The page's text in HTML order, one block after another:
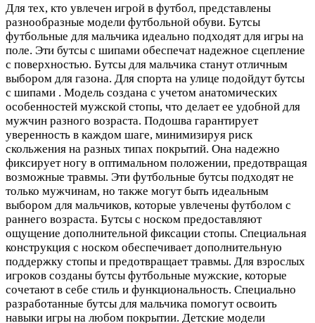
Для тех, кто увлечен игрой в футбол, представлены
разнообразные модели футбольной обуви. Бутсы
футбольные для мальчика идеально подходят для игры на
поле. Эти бутсы с шипами обеспечат надежное сцепление
с поверхностью. Бутсы для мальчика станут отличным
выбором для газона. Для спорта на улице подойдут бутсы
с шипами . Модель создана с учетом анатомических
особенностей мужской стопы, что делает ее удобной для
мужчин разного возраста. Подошва гарантирует
уверенность в каждом шаге, минимизируя риск
скольжения на разных типах покрытий. Она надежно
фиксирует ногу в оптимальном положении, предотвращая
возможные травмы. Эти футбольные бутсы подходят не
только мужчинам, но также могут быть идеальным
выбором для мальчиков, которые увлечены футболом с
раннего возраста. Бутсы с носком предоставляют
ощущение дополнительной фиксации стопы. Специальная
конструкция с носком обеспечивает дополнительную
поддержку стопы и предотвращает травмы. Для взрослых
игроков созданы бутсы футбольные мужские, которые
сочетают в себе стиль и функциональность. Специально
разработанные бутсы для мальчика помогут освоить
навыки игры на любом покрытии. Детские модели